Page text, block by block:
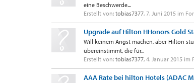
eine Beschwerde...
Erstellt von: tobias7377, 7. Juni 2015 im
Upgrade auf Hilton HHonors Gold
Will keinem Angst machen, aber Hilton
übereinstimmt, die für...
Erstellt von: tobias7377, 4. Januar 2015 im
AAA Rate bei hilton Hotels (ADAC